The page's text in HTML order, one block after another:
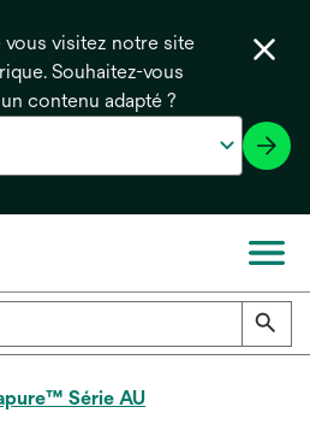
vous visitez notre site
Souhaitez-vous
contenu adapté ?
Série AU